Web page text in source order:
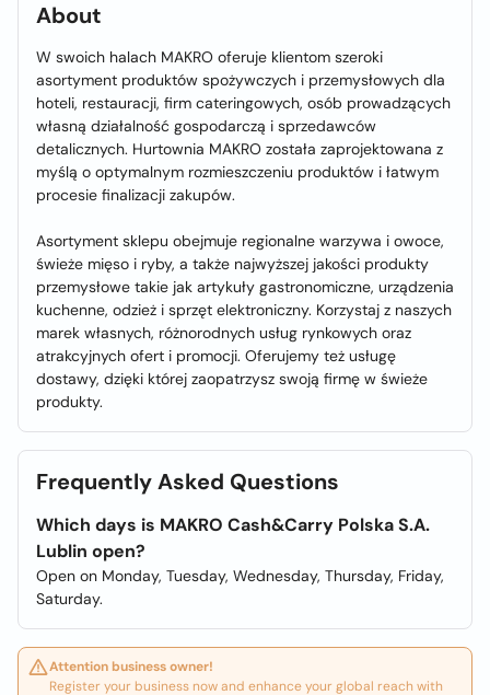
About
W swoich halach MAKRO oferuje klientom szeroki
asortyment produktów spożywczych i przemysłowych dla
hoteli, restauracji, firm cateringowych, osób prowadzących
własną działalność gospodarczą i sprzedawców
detalicznych. Hurtownia MAKRO została zaprojektowana z
myślą o optymalnym rozmieszczeniu produktów i łatwym
procesie finalizacji zakupów.
Asortyment sklepu obejmuje regionalne warzywa i owoce,
świeże mięso i ryby, a także najwyższej jakości produkty
przemysłowe takie jak artykuły gastronomiczne, urządzenia
kuchenne, odzież i sprzęt elektroniczny. Korzystaj z naszych
marek własnych, różnorodnych usług rynkowych oraz
atrakcyjnych ofert i promocji. Oferujemy też usługę
dostawy, dzięki której zaopatrzysz swoją firmę w świeże
produkty.
Frequently Asked Questions
Which days is MAKRO Cash&Carry Polska S.A.
Lublin open?
Open on Monday, Tuesday, Wednesday, Thursday, Friday,
Saturday.
Attention business owner!
Register your business now and enhance your global reach with